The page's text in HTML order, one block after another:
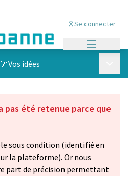
Se connecter
Vos idées
été retenue parce que
sous condition (identifié en
la plateforme). Or nous
part de précision permettant